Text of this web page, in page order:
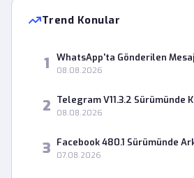
Trend Konular
1 WhatsApp'ta Gönderilen
08.08.2026
2 Telegram V11.3.2 Sürümünde
08.08.2026
3 Facebook 480.1 Sürümünde
07.08.2026